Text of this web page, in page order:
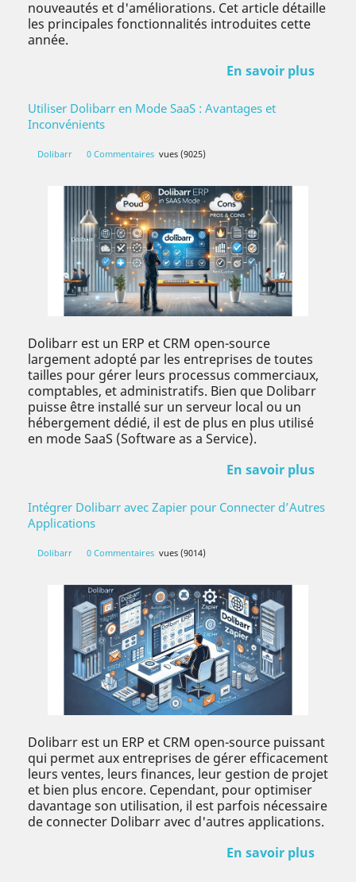
nouveautés et d'améliorations. Cet article détaille
les principales fonctionnalités introduites cette
année.​
En savoir plus
Utiliser Dolibarr en Mode SaaS : Avantages et
Inconvénients
Dolibarr 0 Commentaires vues (9025)
Dolibarr est un ERP et CRM open-source
largement adopté par les entreprises de toutes
tailles pour gérer leurs processus commerciaux,
comptables, et administratifs. Bien que Dolibarr
puisse être installé sur un serveur local ou un
hébergement dédié, il est de plus en plus utilisé
en mode SaaS (Software as a Service).
En savoir plus
Intégrer Dolibarr avec Zapier pour Connecter d’Autres
Applications
Dolibarr 0 Commentaires vues (9014)
Dolibarr est un ERP et CRM open-source puissant
qui permet aux entreprises de gérer efficacement
leurs ventes, leurs finances, leur gestion de projet
et bien plus encore. Cependant, pour optimiser
davantage son utilisation, il est parfois nécessaire
de connecter Dolibarr avec d'autres applications.
En savoir plus